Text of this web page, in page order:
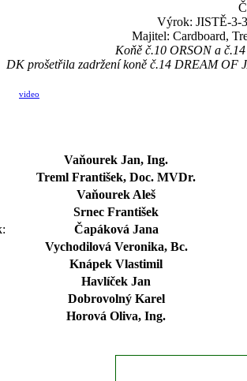
Výrok: JISTĚ-3-
Majitel: Cardboard,
Koňě č.10 ORSON a
DK prošetřila zadržení koně č.14 DREAM OF
video
Vaňourek Jan, Ing.
Treml František, Doc. MVDr.
Vaňourek Aleš
Srnec František
Čapáková Jana
Vychodilová Veronika, Bc.
Knápek Vlastimil
Havlíček Jan
Dobrovolný Karel
Horová Oliva, Ing.